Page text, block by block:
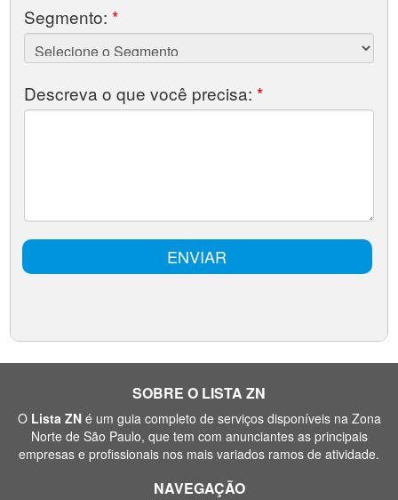
SOBRE O LISTA ZN
O Lista ZNé um guia completo de serviços disponíveis na Zona
Norte de São Paulo, que tem com anunciantes as principais
empresas e profissionais nos mais variados ramos de atividade.
NAVEGAÇÃO